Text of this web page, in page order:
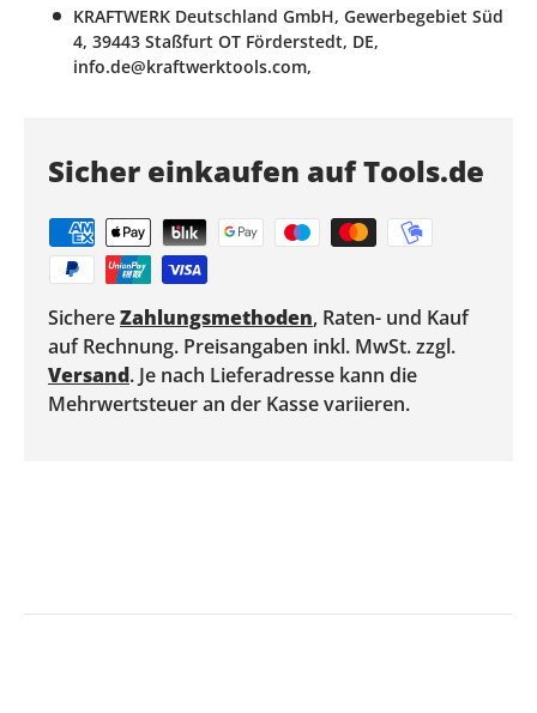
KRAFTWERK Deutschland GmbH, Gewerbegebiet Süd
4, 39443 Staßfurt OT Förderstedt, DE,
info.de@kraftwerktools.com,
Sicher einkaufen auf Tools.de
SichereZahlungsmethoden, Raten- und Kauf
auf Rechnung. Preisangaben inkl. MwSt. zzgl.
Versand. Je nach Lieferadresse kann die
Mehrwertsteuer an der Kasse variieren.